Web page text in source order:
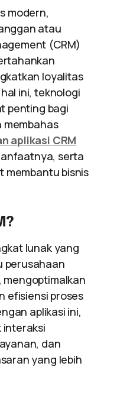
modern,
atau
(CRM)
loyalitas
ini, teknologi
penting bagi
membahas
aplikasi CRM
serta
membantu bisnis
lunak yang
perusahaan
efisiensi proses
aplikasi ini,
interaksi
dan
yang lebih